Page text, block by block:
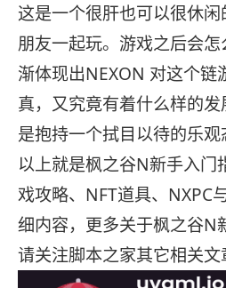
这是一个很肝也可以很休
朋友一起玩。游戏之后会
渐体现出NEXON 对这个链
真，又究竟有着什么样的
是抱持一个拭目以待的乐观
以上就是枫之谷N新手入门
戏攻略、NFT道具、NXPC
细内容，更多关于枫之谷N
请关注脚本之家其它相关文